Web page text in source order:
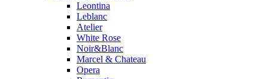
Leontina
Leblanc
Аtelier
White Rose
Noir&Blanc
Marcel & Chateau
Opera